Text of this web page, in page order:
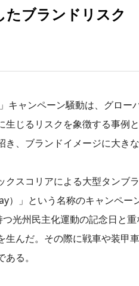
たブランドリスク
ャンペーン騒動は、グロー
じるリスクを象徴する事例
、ブランドイメージに大きな
スコリアによる大型タンブ
）」という名称のキャンペ
光州民主化運動の記念日と
んだ。その際に戦車や装甲
る。